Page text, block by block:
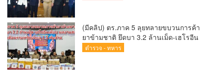
(มีคลิป) ตร.ภาค 5 ลุยทลายขบวนการค้า
ยาข้ามชาติ ยึดบา 3.2 ล้านเม็ด-เฮโรอีน
เพียบ ผลงานสะสม 10 เดือนรวบทรัพย์
ตำรวจ - ทหาร